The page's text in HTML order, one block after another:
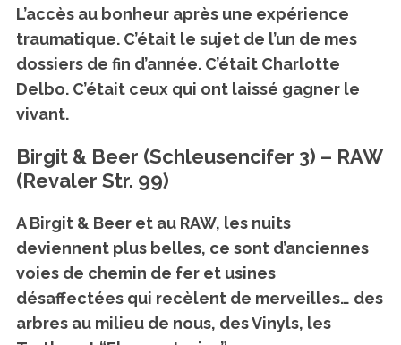
L’accès au bonheur après une expérience
traumatique. C’était le sujet de l’un de mes
dossiers de fin d’année. C’était Charlotte
Delbo. C’était ceux qui ont laissé gagner le
vivant.
Birgit & Beer (Schleusencifer 3) – RAW
(Revaler Str. 99)
A Birgit & Beer et au RAW, les nuits
deviennent plus belles, ce sont d’anciennes
voies de chemin de fer et usines
désaffectées qui recèlent de merveilles… des
arbres au milieu de nous, des Vinyls, les